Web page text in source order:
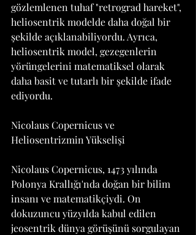
gözlemlenen tuhaf "retrograd hareket",
heliosentrik modelde daha doğal bir
şekilde açıklanabiliyordu. Ayrıca,
heliosentrik model, gezegenlerin
yörüngelerini matematiksel olarak
daha basit ve tutarlı bir şekilde ifade
ediyordu.
Nicolaus Copernicus ve
Heliosentrizmin Yükselişi
Nicolaus Copernicus, 1473 yılında
Polonya Krallığı'nda doğan bir bilim
insanı ve matematikçiydi. On
dokuzuncu yüzyılda kabul edilen
jeosentrik dünya görüşünü sorgulayan